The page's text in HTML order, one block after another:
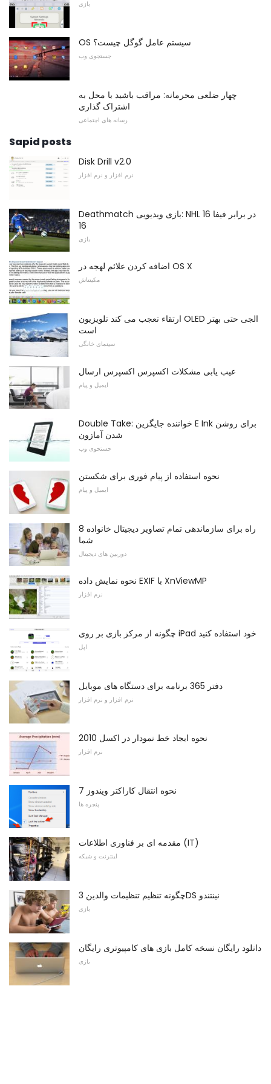
بازی
OS سیستم عامل گوگل چیست؟
جستجوی وب
چهار ضلعی محرمانه: مراقب باشید با محل به
اشتراک گذاری
رسانه های اجتماعی
Sapid posts
Disk Drill v2.0
نرم افزار و نرم افزار
Deathmatch بازی ویدیویی: NHL 16 در برابر فیفا
16
بازی
اضافه کردن علائم لهجه در OS X
مکینتاش
ارتقاء تعجب می کند تلویزیون OLED الجی حتی بهتر
است
سینمای خانگی
عیب یابی مشکلات اکسپرس اکسپرس ارسال
ایمیل و پیام
Double Take: خواننده جایگزین E Ink برای روشن
شدن آمازون
جستجوی وب
نحوه استفاده از پیام فوری برای شکستن
ایمیل و پیام
8 راه برای سازماندهی تمام تصاویر دیجیتال خانواده
شما
دوربین های دیجیتال
نحوه نمایش داده EXIF ​​با XnViewMP
نرم افزار
چگونه از مرکز بازی بر روی iPad خود استفاده کنید
اپل
دفتر 365 برنامه برای دستگاه های موبایل
نرم افزار و نرم افزار
نحوه ایجاد خط نمودار در اکسل 2010
نرم افزار
نحوه انتقال کاراکتر ویندوز 7
پنجره ها
مقدمه ای بر فناوری اطلاعات (IT)
اینترنت و شبکه
چگونه تنظیم تنظیمات والدین 3DS نینتندو
بازی
دانلود رایگان نسخه کامل بازی های کامپیوتری رایگان
بازی